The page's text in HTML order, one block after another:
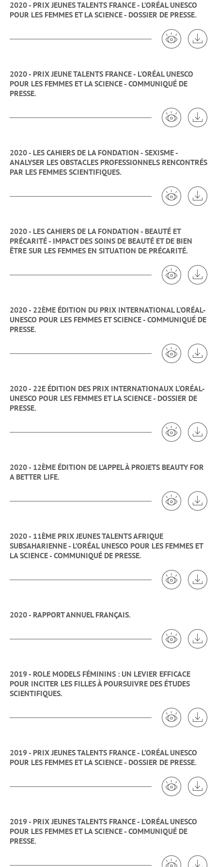
2020 - PRIX JEUNES TALENTS FRANCE - L’ORÉAL UNESCO
POUR LES FEMMES ET LA SCIENCE - DOSSIER DE PRESSE.
Voir 2020 -
2020 - PRIX JEUNE TALENTS FRANCE - L'ORÉAL UNESCO
POUR LES FEMMES ET LA SCIENCE - COMMUNIQUÉ DE
PRESSE.
Voir 2020 -
2020 - LES CAHIERS DE LA FONDATION - SEXISME -
ANALYSER LES OBSTACLES PROFESSIONNELS RENCONTRÉS
PAR LES FEMMES SCIENTIFIQUES.
Voir 2020 -
2020 - LES CAHIERS DE LA FONDATION - BEAUTÉ ET
PRÉCARITÉ - IMPACT DES SOINS DE BEAUTÉ ET DE BIEN
ÊTRE SUR LES FEMMES EN SITUATION DE PRÉCARITÉ.
Voir 2020 -
2020 - 22ÈME ÉDITION DU PRIX INTERNATIONAL L'ORÉAL-
UNESCO POUR LES FEMMES ET SCIENCE - COMMUNIQUÉ DE
PRESSE.
Voir 2020 -
2020 - 22E ÉDITION DES PRIX INTERNATIONAUX L'ORÉAL-
UNESCO POUR LES FEMMES ET LA SCIENCE - DOSSIER DE
PRESSE.
Voir 2020 -
2020 - 12ÈME ÉDITION DE L’APPEL À PROJETS BEAUTY FOR
A BETTER LIFE.
Voir 2020 -
2020 - 11ÈME PRIX JEUNES TALENTS AFRIQUE
SUBSAHARIENNE - L’ORÉAL UNESCO POUR LES FEMMES ET
LA SCIENCE - COMMUNIQUÉ DE PRESSE.
Voir 2020 -
2020 - RAPPORT ANNUEL FRANÇAIS.
Voir 2020 -
2019 - ROLE MODELS FÉMININS : UN LEVIER EFFICACE
POUR INCITER LES FILLES À POURSUIVRE DES ÉTUDES
SCIENTIFIQUES.
Voir 2019 -
2019 - PRIX JEUNES TALENTS FRANCE - L’ORÉAL UNESCO
POUR LES FEMMES ET LA SCIENCE - DOSSIER DE PRESSE.
Voir 2019 -
2019 - PRIX JEUNES TALENTS FRANCE - L'ORÉAL UNESCO
POUR LES FEMMES ET LA SCIENCE - COMMUNIQUÉ DE
PRESSE.
Voir 2019 -